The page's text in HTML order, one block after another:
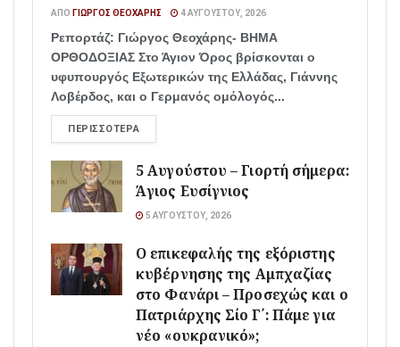
ΑΠΌ ΓΙΏΡΓΟΣ ΘΕΟΧΆΡΗΣ 4 ΑΥΓΟΎΣΤΟΥ, 2026
Ρεπορτάζ: Γιώργος Θεοχάρης- ΒΗΜΑ
ΟΡΘΟΔΟΞΙΑΣ Στο Άγιον Όρος βρίσκονται ο
υφυπουργός Εξωτερικών της Ελλάδας, Γιάννης
Λοβέρδος, και ο Γερμανός ομόλογός...
ΠΕΡΙΣΣΌΤΕΡΑ
5 Αυγούστου – Γιορτή σήμερα:
Άγιος Ευσίγνιος
5 ΑΥΓΟΎΣΤΟΥ, 2026
Ο επικεφαλής της εξόριστης
κυβέρνησης της Αμπχαζίας
στο Φανάρι – Προσεχώς και ο
Πατριάρχης Σίο Γ΄: Πάμε για
νέο «ουκρανικό»;